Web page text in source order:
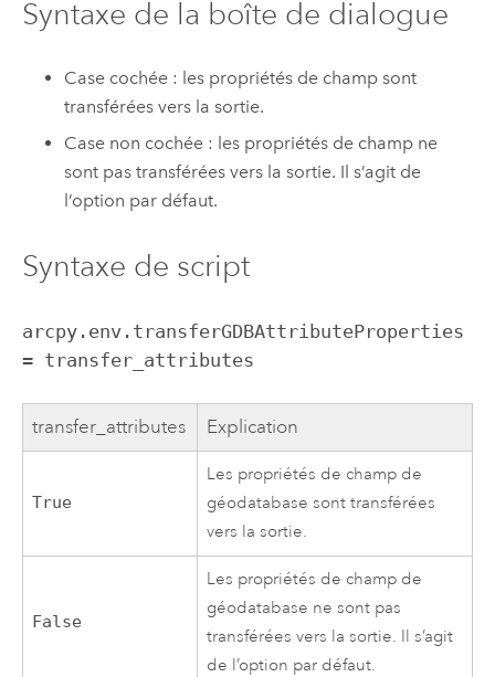
Syntaxe de la boîte de dialogue
Case cochée : les propriétés de champ sont
transférées vers la sortie.
Case non cochée : les propriétés de champ ne
sont pas transférées vers la sortie. Il s’agit de
l’option par défaut.
Syntaxe de script
arcpy.env.transferGDBAttributeProperties
= transfer_attributes
transfer_attributes Explication
True
Les propriétés de champ de
géodatabase sont transférées
vers la sortie.
False
Les propriétés de champ de
géodatabase ne sont pas
transférées vers la sortie. Il s’agit
de l’option par défaut.